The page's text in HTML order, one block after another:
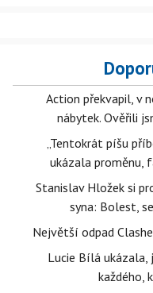
Action překvapil, v
nábytek. Ověřili
„Tentokrát píšu
ukázala proměnu,
Stanislav Hložek si
syna: Bolest,
Největší odpad
Lucie Bílá ukázala,
každého,